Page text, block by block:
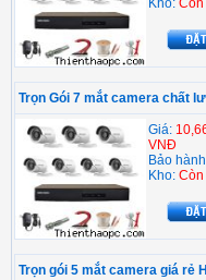
Kho: Còn
Trọn Gói 7 mắt camera chất
Giá:
VNĐ
Bảo
Kho: Còn
Trọn gói 5 mắt camera giá rẻ